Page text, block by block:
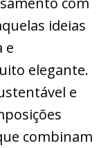
ideias
e
elegante.
e
combinam